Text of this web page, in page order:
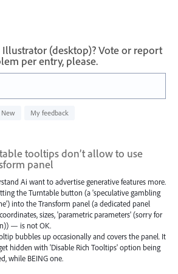
(desktop)? Vote or report
per entry, please.
New My feedback
tooltips don’t allow to use
panel
Ai want to advertise generative features more.
the Turntable button (a 'speculative gambling
into the Transform panel (a dedicated panel
sizes, 'parametric parameters' (sorry for
— is not OK.
bubbles up occasionally and covers the panel. It
hidden with 'Disable Rich Tooltips' option being
while BEING one.